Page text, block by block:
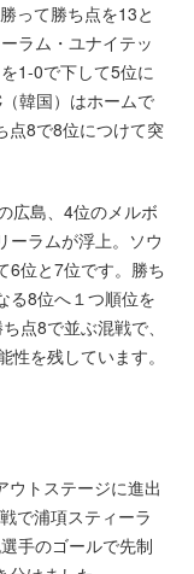
って勝ち点を13と
ラム・ユナイテッ
1-0で下して5位に
韓国）はホームで
点8で8位につけて突
広島、4位のメルボ
ーラムが浮上。ソウ
6位と7位です。勝ち
る8位へ１つ順位を
点8で並ぶ混戦で、
を残しています。
ウトステージに進出
で浦項スティーラ
手のゴールで先制